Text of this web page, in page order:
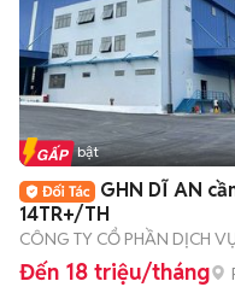
Tin nổi bật
GHN DĨ AN
14TR+/TH
CÔNG TY CỔ PHẦN DỊCH
Đến 18 triệu/tháng